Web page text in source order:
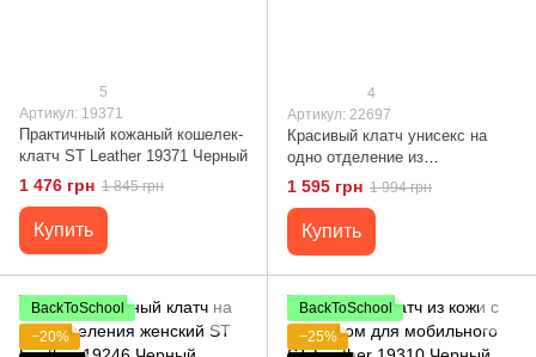
5
Артикул: 19371
Практичный кожаный кошелек-
клатч ST Leather 19371 Черный
1 476 грн 1 845 грн
Купить
4
Артикул: 22697
Красивый клатч унисекс на
одно отделение из
натуральной кожи ST Leather
22697 Черный
1 595 грн 1 994 грн
Купить
BackToSchool
−20%
BackToSchool
−25%